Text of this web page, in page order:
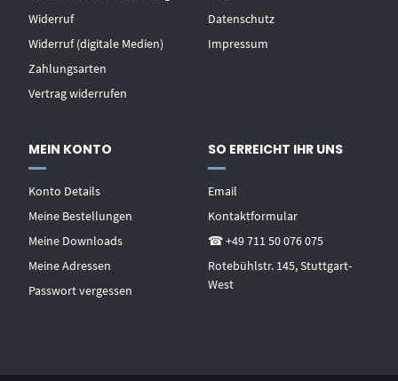
Widerruf
Widerruf (digitale Medien)
Zahlungsarten
Vertrag widerrufen
Datenschutz
Impressum
MEIN KONTO
Konto Details
Meine Bestellungen
Meine Downloads
Meine Adressen
Passwort vergessen
SO ERREICHT IHR UNS
Email
Kontaktformular
☎ +49 711 50 076 075
Rotebühlstr. 145, Stuttgart-
West